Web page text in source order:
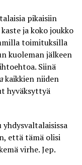
pikaisiin
ja koko joukko
toimituksilla
kuoleman jälkeen
Siinä
kaikkien niiden
hyväksyttyä
että tämä olisi
virhe. Jep.